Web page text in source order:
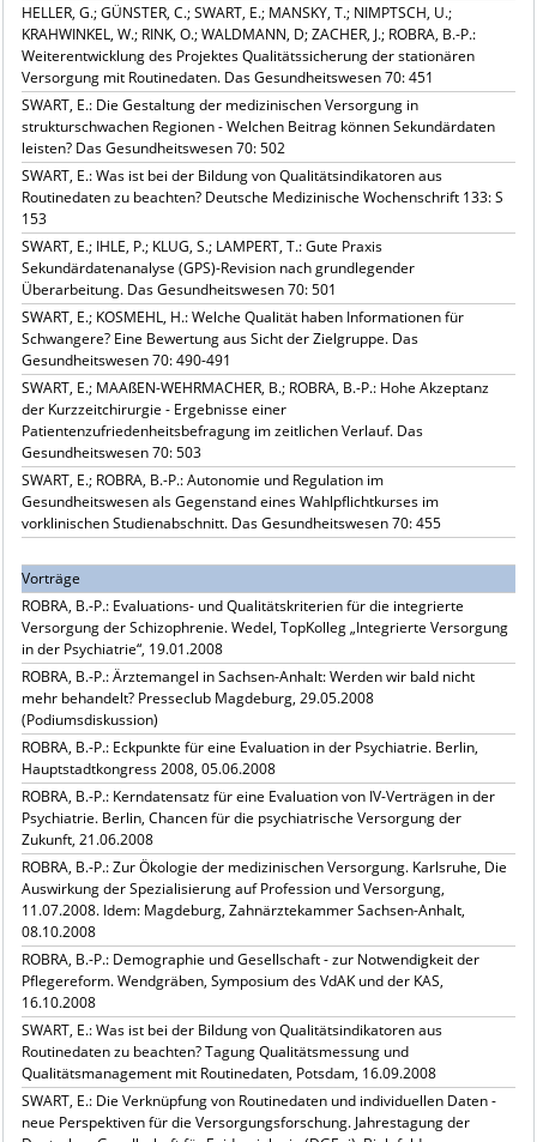
HELLER, G.; GÜNSTER, C.; SWART, E.; MANSKY, T.; NIMPTSCH, U.;
KRAHWINKEL, W.; RINK, O.; WALDMANN, D; ZACHER, J.; ROBRA, B.-P.:
Weiterentwicklung des Projektes Qualitätssicherung der stationären
Versorgung mit Routinedaten. Das Gesundheitswesen 70: 451
SWART, E.: Die Gestaltung der medizinischen Versorgung in
strukturschwachen Regionen - Welchen Beitrag können Sekundärdaten
leisten? Das Gesundheitswesen 70: 502
SWART, E.: Was ist bei der Bildung von Qualitätsindikatoren aus
Routinedaten zu beachten? Deutsche Medizinische Wochenschrift 133: S
153
SWART, E.; IHLE, P.; KLUG, S.; LAMPERT, T.: Gute Praxis
Sekundärdatenanalyse (GPS)-Revision nach grundlegender
Überarbeitung. Das Gesundheitswesen 70: 501
SWART, E.; KOSMEHL, H.: Welche Qualität haben Informationen für
Schwangere? Eine Bewertung aus Sicht der Zielgruppe. Das
Gesundheitswesen 70: 490-491
SWART, E.; MAAßEN-WEHRMACHER, B.; ROBRA, B.-P.: Hohe Akzeptanz
der Kurzzeitchirurgie - Ergebnisse einer
Patientenzufriedenheitsbefragung im zeitlichen Verlauf. Das
Gesundheitswesen 70: 503
SWART, E.; ROBRA, B.-P.: Autonomie und Regulation im
Gesundheitswesen als Gegenstand eines Wahlpflichtkurses im
vorklinischen Studienabschnitt. Das Gesundheitswesen 70: 455
Vorträge
ROBRA, B.-P.: Evaluations- und Qualitätskriterien für die integrierte
Versorgung der Schizophrenie. Wedel, TopKolleg „Integrierte Versorgung
in der Psychiatrie“, 19.01.2008
ROBRA, B.-P.: Ärztemangel in Sachsen-Anhalt: Werden wir bald nicht
mehr behandelt? Presseclub Magdeburg, 29.05.2008
(Podiumsdiskussion)
ROBRA, B.-P.: Eckpunkte für eine Evaluation in der Psychiatrie. Berlin,
Hauptstadtkongress 2008, 05.06.2008
ROBRA, B.-P.: Kerndatensatz für eine Evaluation von IV-Verträgen in der
Psychiatrie. Berlin, Chancen für die psychiatrische Versorgung der
Zukunft, 21.06.2008
ROBRA, B.-P.: Zur Ökologie der medizinischen Versorgung. Karlsruhe, Die
Auswirkung der Spezialisierung auf Profession und Versorgung,
11.07.2008. Idem: Magdeburg, Zahnärztekammer Sachsen-Anhalt,
08.10.2008
ROBRA, B.-P.: Demographie und Gesellschaft - zur Notwendigkeit der
Pflegereform. Wendgräben, Symposium des VdAK und der KAS,
16.10.2008
SWART, E.: Was ist bei der Bildung von Qualitätsindikatoren aus
Routinedaten zu beachten? Tagung Qualitätsmessung und
Qualitätsmanagement mit Routinedaten, Potsdam, 16.09.2008
SWART, E.: Die Verknüpfung von Routinedaten und individuellen Daten -
neue Perspektiven für die Versorgungsforschung. Jahrestagung der